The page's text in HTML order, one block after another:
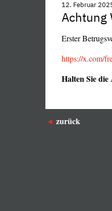
12. Februar
Achtung
Erster
https://x.com/
Halten Sie die
zurück